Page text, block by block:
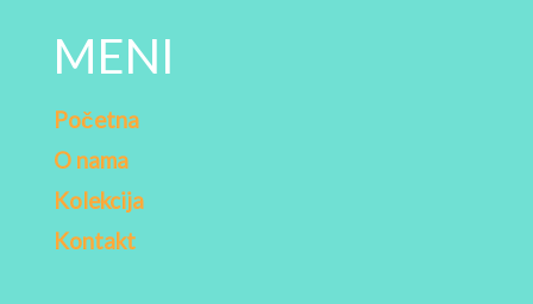
MENI
Početna
O nama
Kolekcija
Kontakt